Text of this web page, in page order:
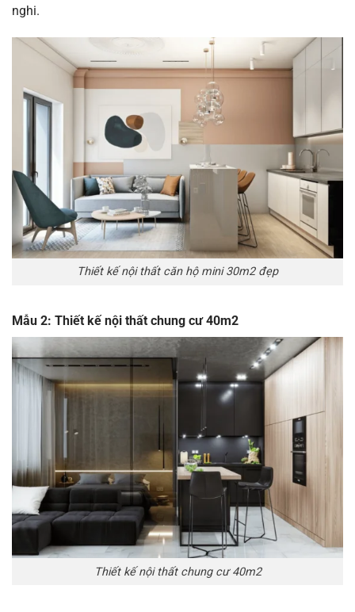
nghi.
Thiết kế nội thất căn hộ mini 30m2 đẹp
Mẫu 2: Thiết kế nội thất chung cư 40m2
Thiết kế nội thất chung cư 40m2